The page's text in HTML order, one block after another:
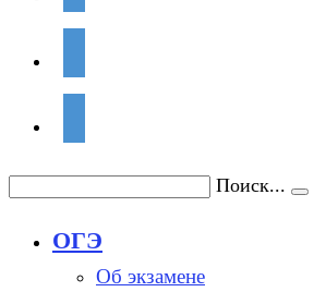
Поиск...
ОГЭ
Об экзамене